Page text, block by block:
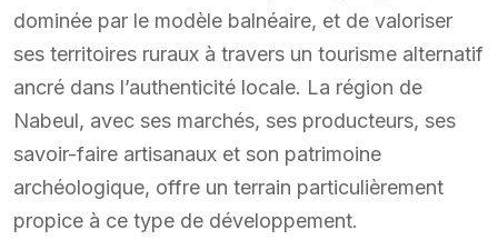
dominée par le modèle balnéaire, et de valoriser
ses territoires ruraux à travers un tourisme alternatif
ancré dans l’authenticité locale. La région de
Nabeul, avec ses marchés, ses producteurs, ses
savoir-faire artisanaux et son patrimoine
archéologique, offre un terrain particulièrement
propice à ce type de développement.